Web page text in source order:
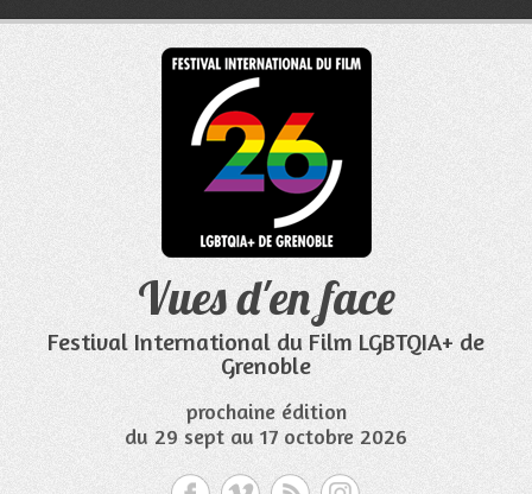
Vues d'en face
Festival International du Film LGBTQIA+ de
Grenoble
prochaine édition
du 29 sept au 17 octobre 2026